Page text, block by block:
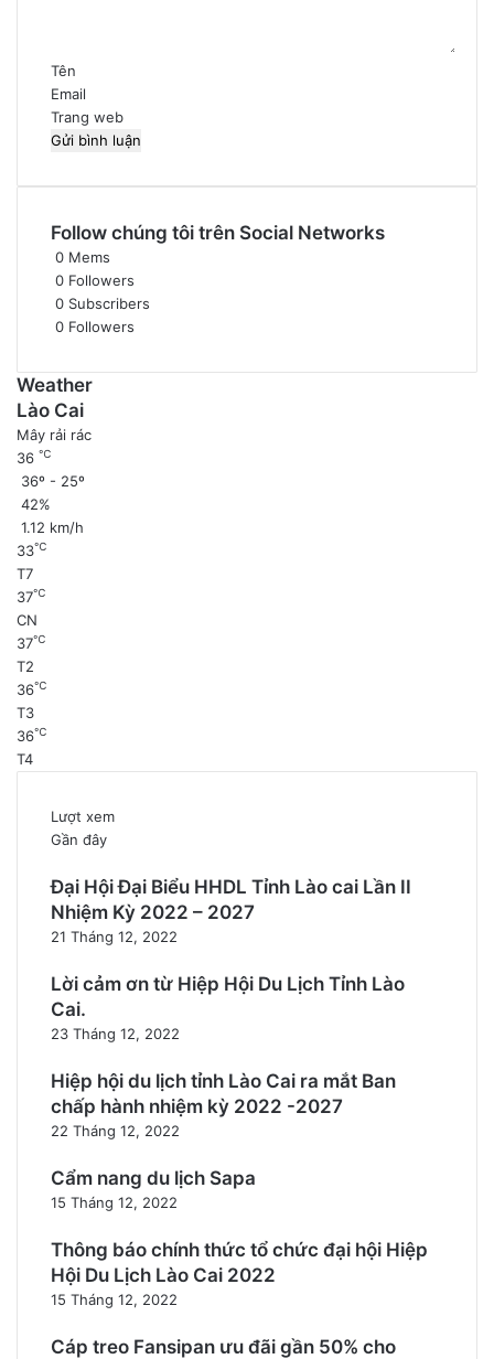
*
Tên
Email
Trang web
Follow chúng tôi trên Social Networks
0 Mems
0 Followers
0 Subscribers
0 Followers
Weather
Lào Cai
Mây rải rác
36 ℃
36º - 25º
42%
1.12 km/h
33℃
T7
37℃
CN
37℃
T2
36℃
T3
36℃
T4
Lượt xem
Gần đây
Đại Hội Đại Biểu HHDL Tỉnh Lào cai Lần II
Nhiệm Kỳ 2022 – 2027
21 Tháng 12, 2022
Lời cảm ơn từ Hiệp Hội Du Lịch Tỉnh Lào
Cai.
23 Tháng 12, 2022
Hiệp hội du lịch tỉnh Lào Cai ra mắt Ban
chấp hành nhiệm kỳ 2022 -2027
22 Tháng 12, 2022
Cẩm nang du lịch Sapa
15 Tháng 12, 2022
Thông báo chính thức tổ chức đại hội Hiệp
Hội Du Lịch Lào Cai 2022
15 Tháng 12, 2022
Cáp treo Fansipan ưu đãi gần 50% cho